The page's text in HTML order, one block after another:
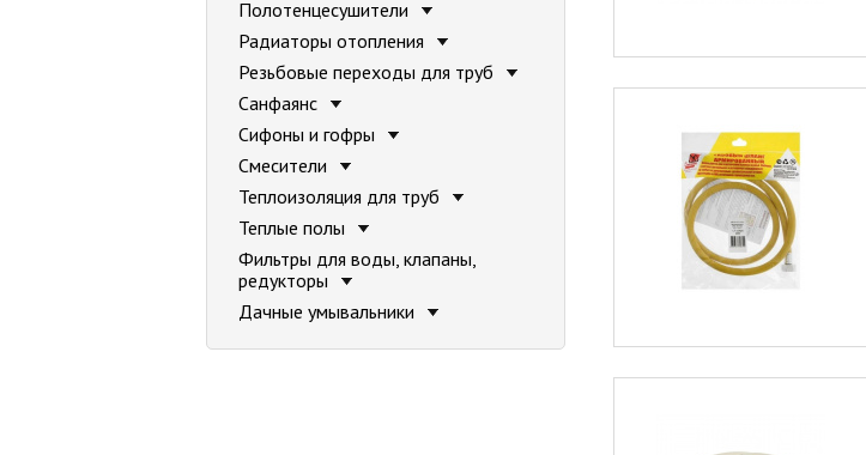
Полотенцесушители
Радиаторы отопления
Резьбовые переходы для труб
Санфаянс
Сифоны и гофры
Смесители
Теплоизоляция для труб
Теплые полы
Фильтры для воды, клапаны,
редукторы
Дачные умывальники